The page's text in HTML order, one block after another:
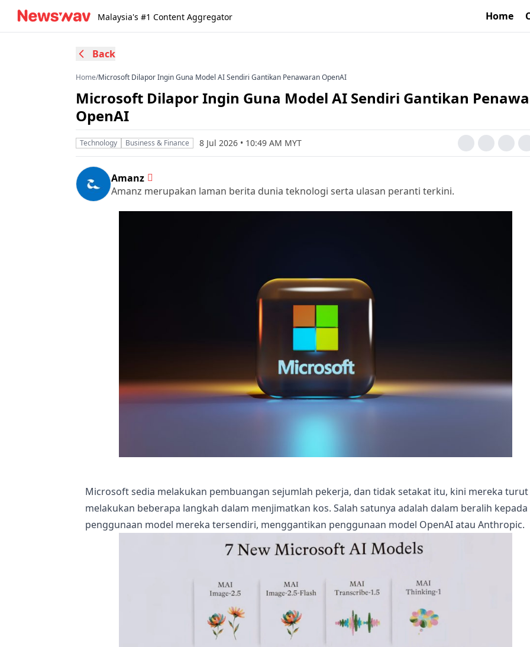
Malaysia's #1 Content Aggregator Home
Back
Home/Microsoft Dilapor Ingin Guna Model AI Sendiri Gantikan Penawaran OpenAI
Microsoft Dilapor Ingin Guna Model AI Sendiri Gantikan
OpenAI
Technology Business & Finance 8 Jul 2026 • 10:49 AM MYT
Amanz
Amanz merupakan laman berita dunia teknologi serta ulasan peranti terkini.
Microsoft sedia melakukan pembuangan sejumlah pekerja, dan tidak setakat itu, kini mereka turut
melakukan beberapa langkah dalam menjimatkan kos. Salah satunya adalah dalam beralih kepada
penggunaan model mereka tersendiri, menggantikan penggunaan model OpenAI atau Anthropic.